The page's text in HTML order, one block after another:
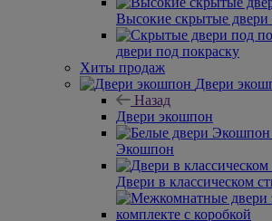
Высокие скрытые двери
двери под покраску
Хиты продаж
Двери
Назад
Двери экошпон
Экошпон
Двери в классическом